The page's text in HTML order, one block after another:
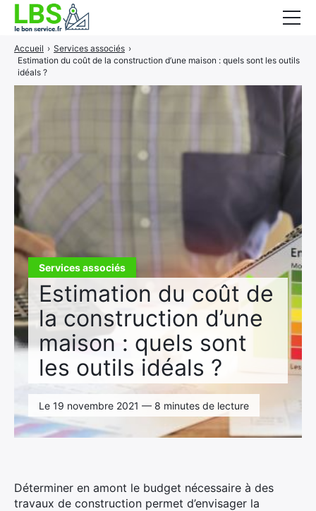
Services associés
Estimation du coût de
la construction d’une
maison : quels sont
les outils idéals ?
Le 19 novembre 2021 — 8 minutes de lecture
Accueil › Services associés ›
Estimation du coût de la construction d’une maison : quels sont les outils
idéals ?
Déterminer en amont le budget nécessaire à des
travaux de construction permet d’envisager la
Gros oeuvre
Services associés